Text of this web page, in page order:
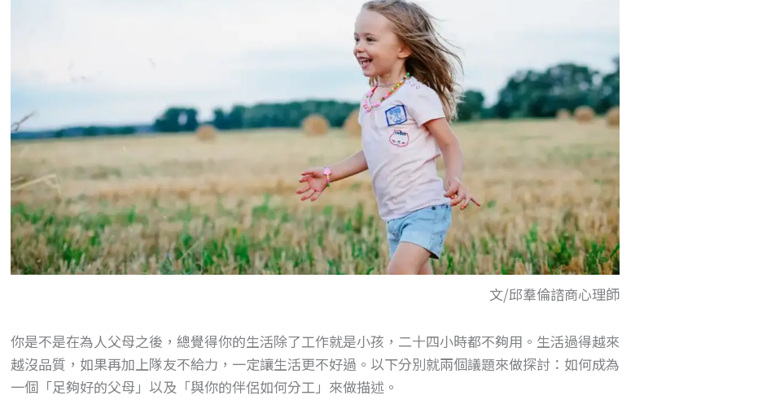
文/邱羣倫諮商心理師
你是不是在為人父母之後，總覺得你的生活除了工作就是小孩，二十四小時都不夠用。生活過得越來
越沒品質，如果再加上隊友不給力，一定讓生活更不好過。以下分別就兩個議題來做探討：如何成為
一個「足夠好的父母」以及「與你的伴侶如何分工」來做描述。